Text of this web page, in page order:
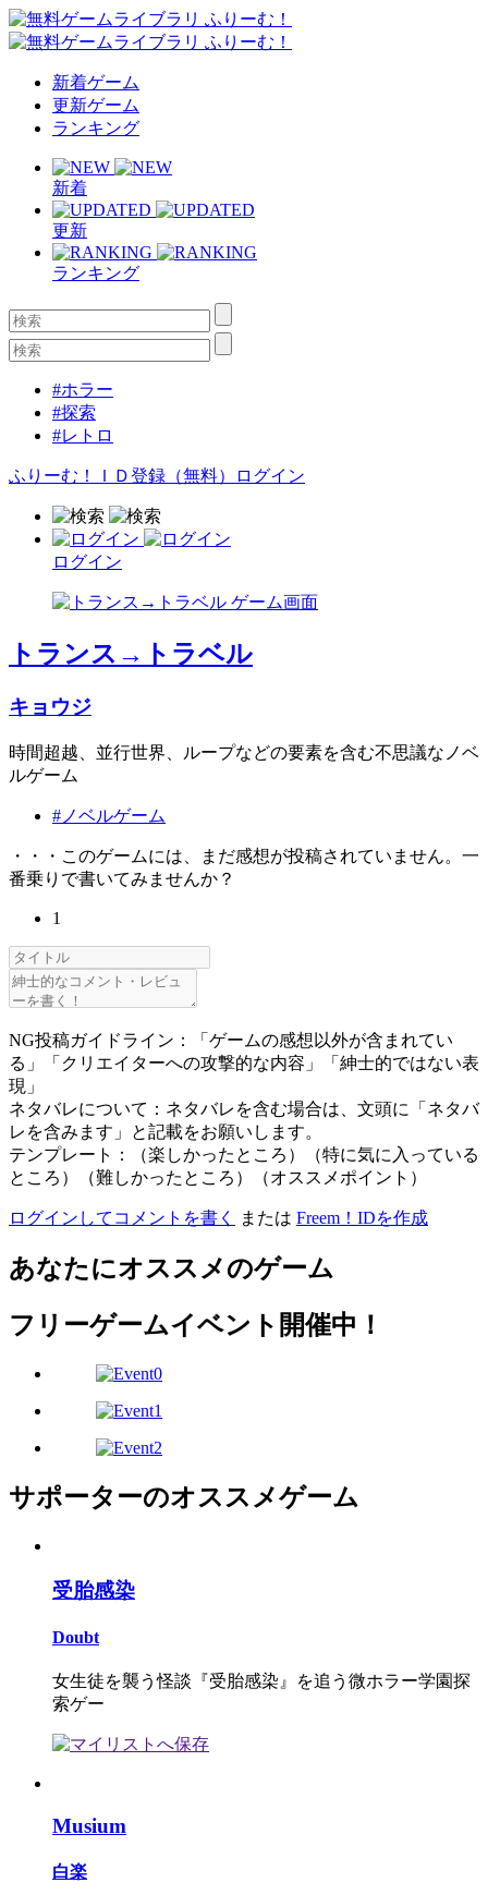
新着ゲーム
更新ゲーム
ランキング
新着
更新
ランキング
#ホラー
#探索
#レトロ
ふりーむ！ＩＤ登録（無料） ログイン
ログイン
トランス→トラベル
キョウジ
時間超越、並行世界、ループなどの要素を含む不思議なノベ
ルゲーム
#ノベルゲーム
・・・このゲームには、まだ感想が投稿されていません。一
番乗りで書いてみませんか？
1
NG投稿ガイドライン：「ゲームの感想以外が含まれてい
る」「クリエイターへの攻撃的な内容」「紳士的ではない表
現」
ネタバレについて：ネタバレを含む場合は、文頭に「ネタバ
レを含みます」と記載をお願いします。
テンプレート：（楽しかったところ）（特に気に入っている
ところ）（難しかったところ）（オススメポイント）
ログインしてコメントを書く または Freem！IDを作成
あなたにオススメのゲーム
フリーゲームイベント開催中！
サポーターのオススメゲーム
受胎感染
Doubt
女生徒を襲う怪談『受胎感染』を追う微ホラー学園探
索ゲー
Musium
白楽